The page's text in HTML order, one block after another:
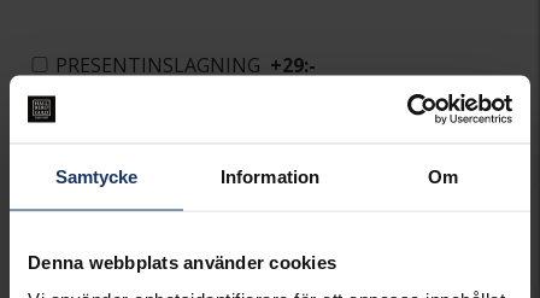
Samtycke Information Om
Denna webbplats använder cookies
PRESENTINSLAGNING +29:-
INFO